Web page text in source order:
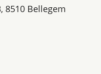
8510 Bellegem